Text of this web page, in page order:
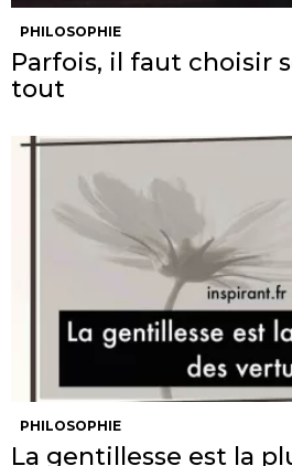
PHILOSOPHIE
Parfois, il faut choisir
tout
PHILOSOPHIE
La gentillesse est la